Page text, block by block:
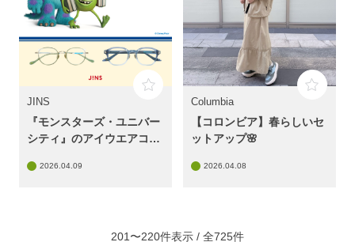
JINS
『モンスターズ・ユニバー
シティ』のアイウエアコレ
2026.04.09
Columbia
【コロンビア】春らしいセ
ットアップ🌸
2026.04.08
201〜220件表示 / 全725件